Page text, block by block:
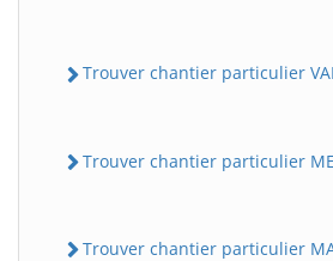
Trouver chantier particulier
Trouver chantier particulier
Trouver chantier particulier